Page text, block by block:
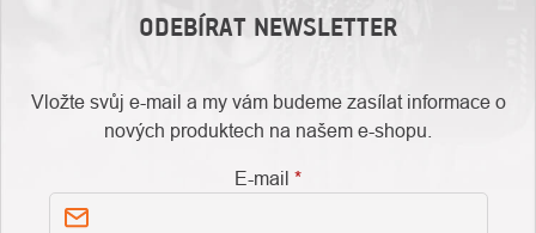
ODEBÍRAT NEWSLETTER
Vložte svůj e-mail a my vám budeme zasílat informace o
nových produktech na našem e-shopu.
E-mail